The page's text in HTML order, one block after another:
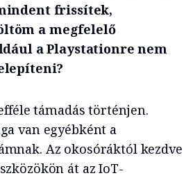
frissítek,
a megfelelő
a Playstationre nem
támadás történjen.
van egyébként a
Az okosóráktól kezdve
át az IoT-